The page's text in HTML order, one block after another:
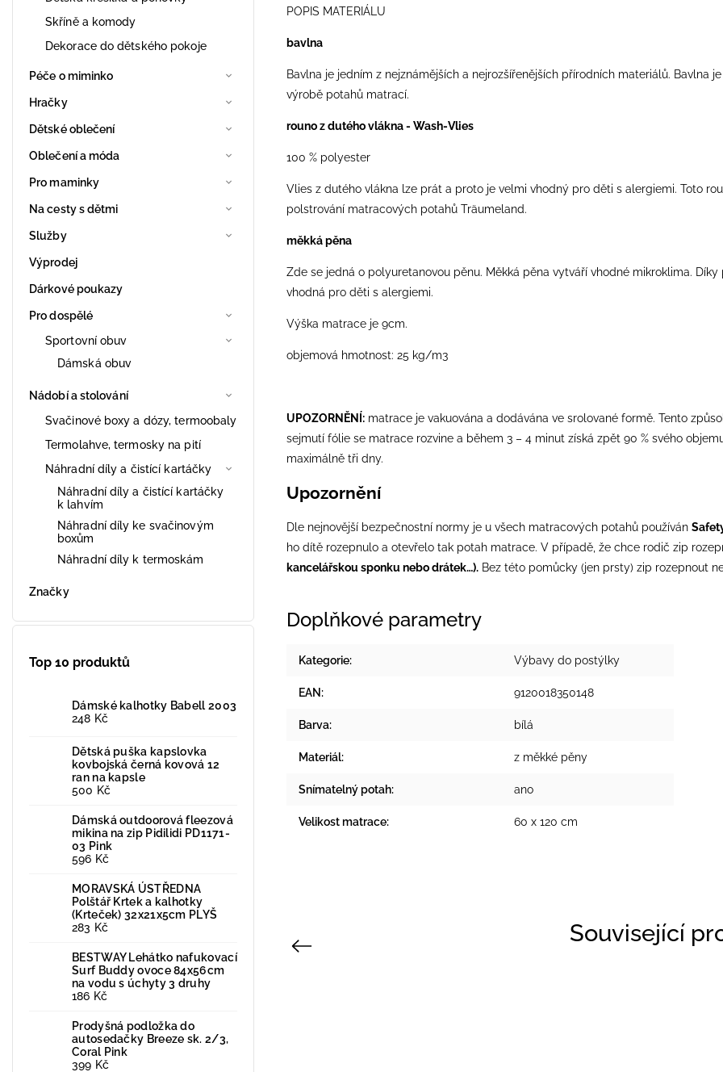
Skříně a komody
Dekorace do dětského pokoje
Péče o miminko
Hračky
Dětské oblečení
Oblečení a móda
Pro maminky
Na cesty s dětmi
Služby
Výprodej
Dárkové poukazy
Pro dospělé
Sportovní obuv
Dámská obuv
Nádobí a stolování
Svačinové boxy a dózy, termoobaly
Termolahve, termosky na pití
Náhradní díly a čistící kartáčky
Náhradní díly a čistící kartáčky
k lahvím
Náhradní díly ke svačinovým
boxům
Náhradní díly k termoskám
Značky
Top 10 produktů
Dámské kalhotky Babell 2003
248 Kč
Dětská puška kapslovka
kovbojská černá kovová 12
ran na kapsle
500 Kč
Dámská outdoorová fleezová
mikina na zip Pidilidi PD1171-
03 Pink
596 Kč
MORAVSKÁ ÚSTŘEDNA
Polštář Krtek a kalhotky
(Krteček) 32x21x5cm PLYŠ
283 Kč
BESTWAY Lehátko nafukovací
Surf Buddy ovoce 84x56cm
na vodu s úchyty 3 druhy
186 Kč
Prodyšná podložka do
autosedačky Breeze sk. 2/3,
Coral Pink
399 Kč
POPIS MATERIÁLU
bavlna
Bavlna je jedním z nejznámějších a nejrozšířenějších přírodních materiálů. Bavlna
výrobě potahů matrací.
rouno z dutého vlákna - Wash-Vlies
100 % polyester
Vlies z dutého vlákna lze prát a proto je velmi vhodný pro děti s alergiemi. Toto
polstrování matracových potahů Träumeland.
měkká pěna
Zde se jedná o polyuretanovou pěnu. Měkká pěna vytváří vhodné mikroklima.
vhodná pro děti s alergiemi.
Výška matrace je 9cm.
objemová hmotnost: 25 kg/m3
UPOZORNĚNÍ: matrace je vakuována a dodávána ve srolované formě. Tento
sejmutí fólie se matrace rozvine a během 3 – 4 minut získá zpět 90 % svého
maximálně tři dny.
Upozornění
Dle nejnovější bezpečnostní normy je u všech matracových potahů používán
ho dítě rozepnulo a otevřelo tak potah matrace. V případě, že chce rodič zip
kancelářskou sponku nebo drátek…). Bez této pomůcky (jen prsty) zip rozepnout
Doplňkové parametry
Kategorie: Výbavy do postýlky
EAN: 9120018350148
Barva: bílá
Materiál: z měkké pěny
Snímatelný potah: ano
Velikost matrace: 60 x 120 cm
Související
Previous
Tip
Vystaveno na prodejně